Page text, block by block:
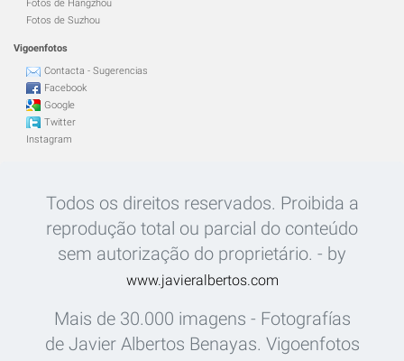
Fotos de Hangzhou
Fotos de Suzhou
Vigoenfotos
Contacta - Sugerencias
Facebook
Google
Twitter
Instagram
Todos os direitos reservados. Proibida a
reprodução total ou parcial do conteúdo
sem autorização do proprietário. - by
www.javieralbertos.com
Mais de 30.000 imagens - Fotografías
de Javier Albertos Benayas. Vigoenfotos